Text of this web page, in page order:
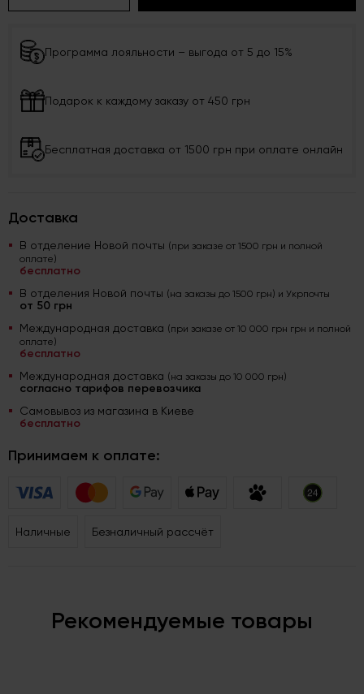
Программа лояльности – выгода от 5 до 15%
Подарок к каждому заказу от 450 грн
Бесплатная доставка от 1500 грн при оплате онлайн
Доставка
В отделение Новой почты (при заказе от 1500 грн и полной
оплате)
бесплатно
В отделения Новой почты (на заказы до 1500 грн) и Укрпочты
от 50 грн
Международная доставка (при заказе от 10 000 грн грн и полной
оплате)
бесплатно
Международная доставка (на заказы до 10 000 грн)
согласно тарифов перевозчика
Самовывоз из магазина в Киеве
бесплатно
Принимаем к оплате:
Наличные Безналичный рассчёт
Рекомендуемые товары